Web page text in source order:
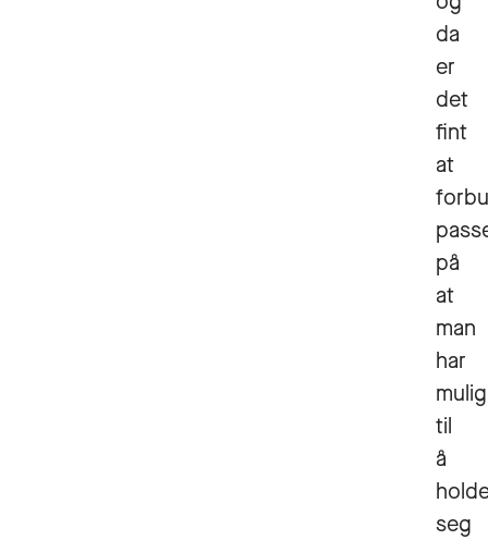
da
er
det
fint
at
på
at
man
har
til
å
seg